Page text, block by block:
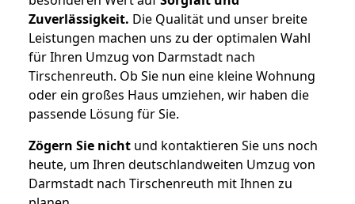
Zuverlässigkeit. Die Qualität und unser breite
Leistungen machen uns zu der optimalen Wahl
für Ihren Umzug von Darmstadt nach
Tirschenreuth. Ob Sie nun eine kleine Wohnung
oder ein großes Haus umziehen, wir haben die
passende Lösung für Sie.
Zögern Sie nicht und kontaktieren Sie uns noch
heute, um Ihren deutschlandweiten Umzug von
Darmstadt nach Tirschenreuth mit Ihnen zu